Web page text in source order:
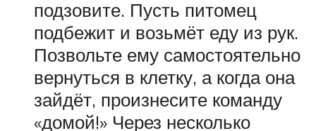
подзовите. Пусть питомец
подбежит и возьмёт еду из рук.
Позвольте ему самостоятельно
вернуться в клетку, а когда она
зайдёт, произнесите команду
«домой!» Через несколько